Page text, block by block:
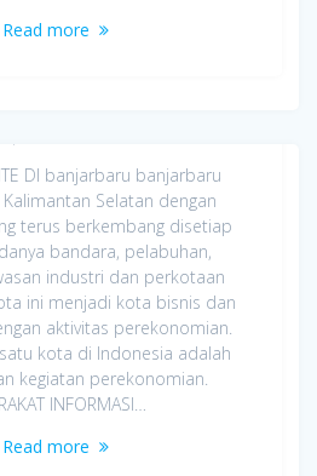
Read more
DI banjarbaru banjarbaru
Selatan dengan
terus berkembang disetiap
bandara, pelabuhan,
industri dan perkotaan
ini menjadi kota bisnis dan
aktivitas perekonomian.
kota di Indonesia adalah
kegiatan perekonomian.
INFORMASI…
Read more